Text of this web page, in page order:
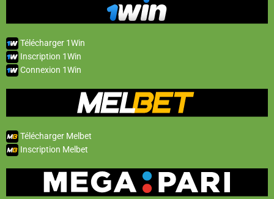
Télécharger 1Win
Inscription 1Win
Connexion 1Win
Télécharger Melbet
Inscription Melbet